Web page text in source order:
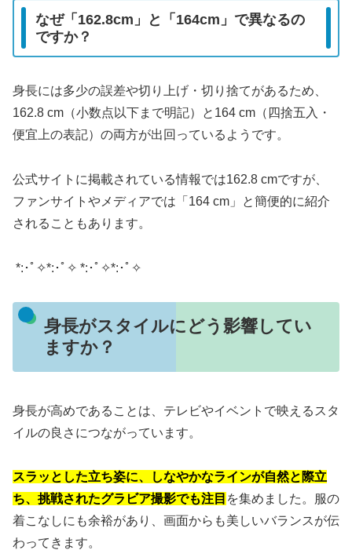
なぜ「162.8cm」と「164cm」で異なるの
ですか？
身長には多少の誤差や切り上げ・切り捨てがあるため、
162.8 cm（小数点以下まで明記）と164 cm（四捨五入・
便宜上の表記）の両方が出回っているようです。
公式サイトに掲載されている情報では162.8 cmですが、
ファンサイトやメディアでは「164 cm」と簡便的に紹介
されることもあります。
*:･ﾟ✧*:･ﾟ✧ *:･ﾟ✧*:･ﾟ✧
身長がスタイルにどう影響してい
ますか？
身長が高めであることは、テレビやイベントで映えるスタ
イルの良さにつながっています。
スラッとした立ち姿に、しなやかなラインが自然と際立
ち、挑戦されたグラビア撮影でも注目 を集めました。服の
着こなしにも余裕があり、画面からも美しいバランスが伝
わってきます。